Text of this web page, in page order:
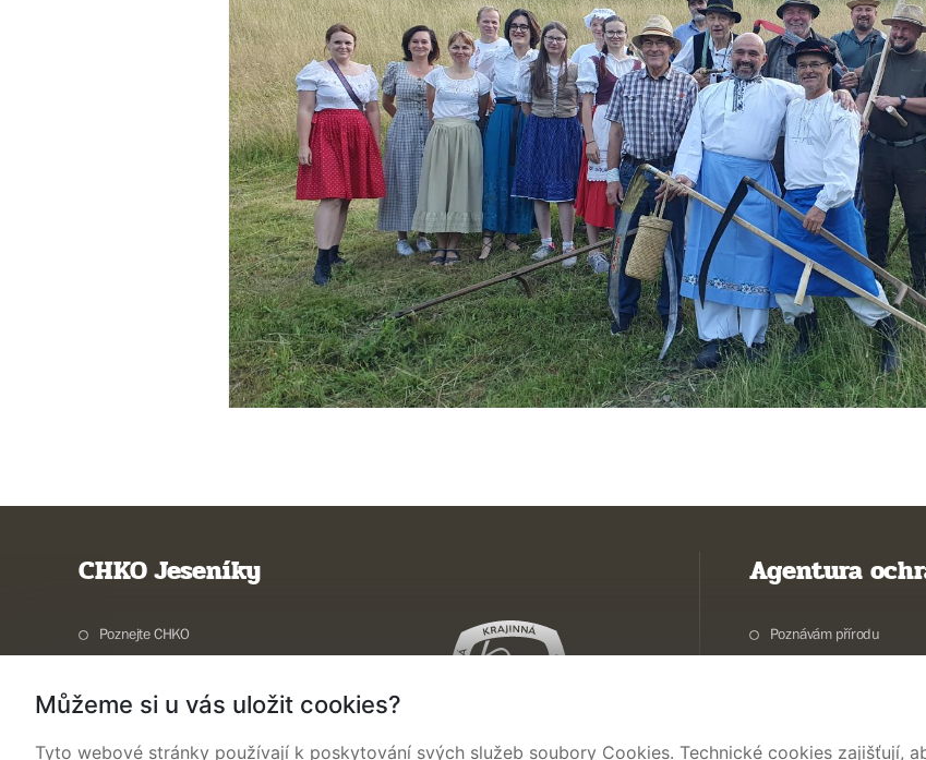
CHKO Jeseníky
Poznejte CHKO
Ochrana přírody
Agentura
Poznávám přírodu
Můžeme si u vás uložit cookies?
Tyto webové stránky používají k poskytování svých služeb soubory Cookies. Technické cookies zajišťují,